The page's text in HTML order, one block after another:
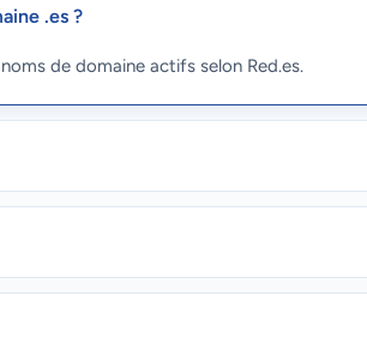
.es ?
de domaine actifs selon Red.es.